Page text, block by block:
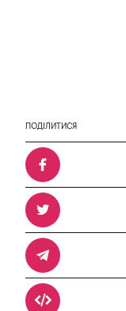
ПОДІЛИТИСЯ